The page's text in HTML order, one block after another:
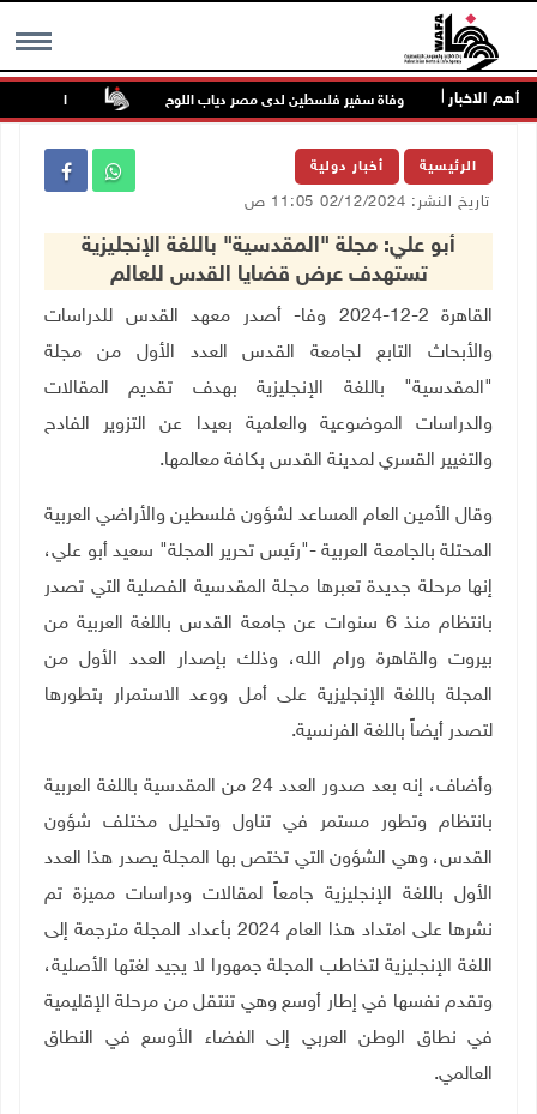
MENU أهم الاخبار وفاة سفير فلسطين لدى مصر دياب اللوح الرئيس ينعى
الرئيسية أخبار دولية
تاريخ النشر: 02/12/2024 11:05 ص
أبو علي: مجلة "المقدسية" باللغة الإنجليزية
تستهدف عرض قضايا القدس للعالم
القاهرة 2-12-2024 وفا- أصدر معهد القدس للدراسات
والأبحاث التابع لجامعة القدس العدد الأول من مجلة
"المقدسية" باللغة الإنجليزية بهدف تقديم المقالات
والدراسات الموضوعية والعلمية بعيدا عن التزوير الفادح
والتغيير القسري لمدينة القدس بكافة معالمها.
وقال الأمين العام المساعد لشؤون فلسطين والأراضي العربية
المحتلة بالجامعة العربية -"رئيس تحرير المجلة" سعيد أبو علي،
إنها مرحلة جديدة تعبرها مجلة المقدسية الفصلية التي تصدر
بانتظام منذ 6 سنوات عن جامعة القدس باللغة العربية من
بيروت والقاهرة ورام الله، وذلك بإصدار العدد الأول من
المجلة باللغة الإنجليزية على أمل ووعد الاستمرار بتطورها
لتصدر أيضاً باللغة الفرنسية.
وأضاف، إنه بعد صدور العدد 24 من المقدسية باللغة العربية
بانتظام وتطور مستمر في تناول وتحليل مختلف شؤون
القدس، وهي الشؤون التي تختص بها المجلة يصدر هذا العدد
الأول باللغة الإنجليزية جامعاً لمقالات ودراسات مميزة تم
نشرها على امتداد هذا العام 2024 بأعداد المجلة مترجمة إلى
اللغة الإنجليزية لتخاطب المجلة جمهورا لا يجيد لغتها الأصلية،
وتقدم نفسها في إطار أوسع وهي تنتقل من مرحلة الإقليمية
في نطاق الوطن العربي إلى الفضاء الأوسع في النطاق
العالمي.